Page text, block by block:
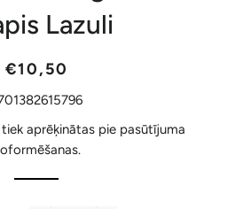
Lazuli
Parastā
Akcijas
€10,50
tiek aprēķinātas pie pasūtījuma